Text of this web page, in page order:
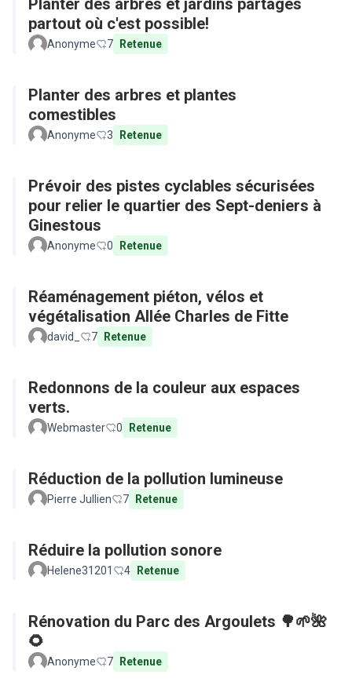
Planter des arbres et jardins partagés
partout où c'est possible!
Anonyme 7 Retenue
Planter des arbres et plantes
comestibles
Anonyme 3 Retenue
Prévoir des pistes cyclables sécurisées
pour relier le quartier des Sept-deniers à
Ginestous
Anonyme 0 Retenue
Réaménagement piéton, vélos et
végétalisation Allée Charles de Fitte
david_ 7 Retenue
Redonnons de la couleur aux espaces
verts.
Webmaster 0 Retenue
Réduction de la pollution lumineuse
Pierre Jullien 7 Retenue
Réduire la pollution sonore
Helene31201 4 Retenue
Rénovation du Parc des Argoulets 🌳🌱🌺
🌻
Anonyme 7 Retenue